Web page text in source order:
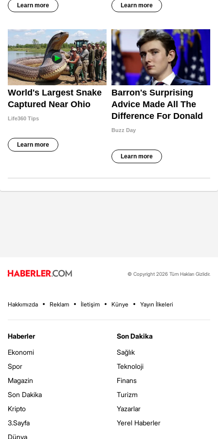
© Copyright 2026 Tüm Hakları Gizlidir.
Hakkımızda Reklam İletişim Künye Yayın İlkeleri
Haberler
Ekonomi
Spor
Magazin
Son Dakika
Kripto
3.Sayfa
Dünya
Son Dakika
Sağlık
Teknoloji
Finans
Turizm
Yazarlar
Yerel Haberler